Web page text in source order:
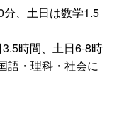
、土日は数学1.5
時間、土日6-8時
語・理科・社会に